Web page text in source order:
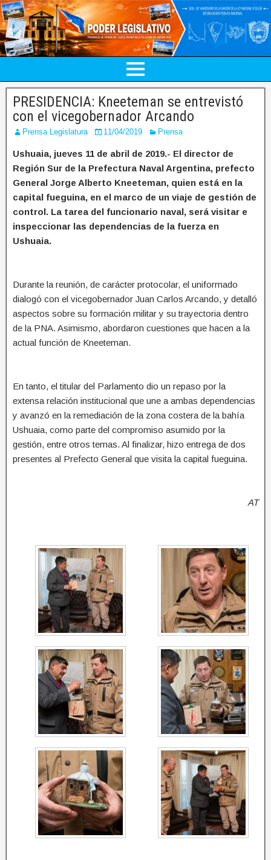
PRESIDENCIA: Kneeteman se entrevistó
con el vicegobernador Arcando
Prensa Legislatura 11/04/2019 Prensa
Ushuaia, jueves 11 de abril de 2019.- El director de
Región Sur de la Prefectura Naval Argentina, prefecto
General Jorge Alberto Kneeteman, quien está en la
capital fueguina, en el marco de un viaje de gestión de
control. La tarea del funcionario naval, será visitar e
inspeccionar las dependencias de la fuerza en
Ushuaia.
Durante la reunión, de carácter protocolar, el uniformado
dialogó con el vicegobernador Juan Carlos Arcando, y detalló
aspectos sobre su formación militar y su trayectoria dentro
de la PNA. Asimismo, abordaron cuestiones que hacen a la
actual función de Kneeteman.
En tanto, el titular del Parlamento dio un repaso por la
extensa relación institucional que une a ambas dependencias
y avanzó en la remediación de la zona costera de la bahía
Ushuaia, como parte del compromiso asumido por la
gestión, entre otros temas. Al finalizar, hizo entrega de dos
presentes al Prefecto General que visita la capital fueguina.
AT